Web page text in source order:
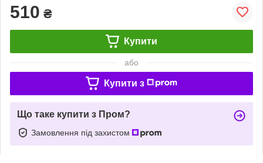
510 ₴
Купити
або
Купити з
Що таке купити з Пром?
Замовлення під захистом